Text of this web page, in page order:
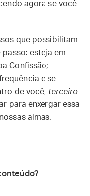
agora se você
que possibilitam
passo: esteja em
Confissão;
e se
de você; terceiro
para enxergar essa
almas.